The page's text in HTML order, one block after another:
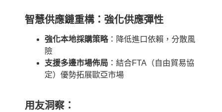
智慧供應鏈重構：強化供應彈性
強化本地採購策略：降低進口依賴，分散風
險
支援多邊市場佈局 ：結合FTA（自由貿易協
定）優勢拓展歐亞市場
用友洞察：